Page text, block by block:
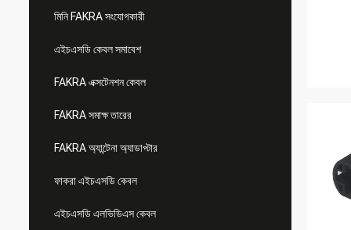
মিনি FAKRA সংযোগকারী
এইচএসডি কেবল সমাবেশ
FAKRA এক্সটেনশন কেবল
FAKRA সমাক্ষ তারের
FAKRA অ্যান্টেনা অ্যাডাপ্টার
ফাকরা এইচএসডি কেবল
এইচএসডি এলভিডিএস কেবল